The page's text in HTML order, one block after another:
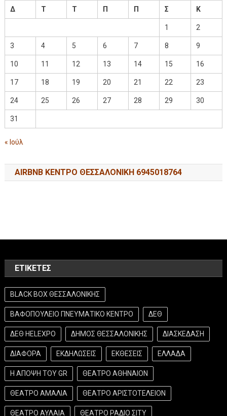
Δ
Τ Τ Π Π Σ Κ
1 2
3 4 5 6 7 8 9
10 11 12 13 14 15 16
17 18 19 20 21 22 23
24 25 26 27 28 29 30
31
« Ιούλ
AIRBNB ΚΕΝΤΡΟ ΘΕΣΣΑΛΟΝΙΚΗ 6945018764
ΕΤΙΚΈΤΕΣ
BLACK BOX ΘΕΣΣΑΛΟΝΙΚΗΣ
ΒΑΦΟΠΟΥΛΕΙΟ ΠΝΕΥΜΑΤΙΚΟ ΚΕΝΤΡΟ ΔΕΘ
ΔΕΘ HELEXPO ΔΗΜΟΣ ΘΕΣΣΑΛΟΝΙΚΗΣ ΔΙΑΣΚΕΔΑΣΗ
ΔΙΑΦΟΡΑ ΕΚΔΗΛΩΣΕΙΣ ΕΚΘΕΣΕΙΣ ΕΛΛΑΔΑ
Η ΑΠΟΨΗ ΤΟΥ GR ΘΕΑΤΡΟ ΑΘΗΝΑΙΟΝ
ΘΕΑΤΡΟ ΑΜΑΛΙΑ ΘΕΑΤΡΟ ΑΡΙΣΤΟΤΕΛΕΙΟΝ
ΘΕΑΤΡΟ ΑΥΛΑΙΑ ΘΕΑΤΡΟ ΡΑΔΙΟ ΣΙΤΥ